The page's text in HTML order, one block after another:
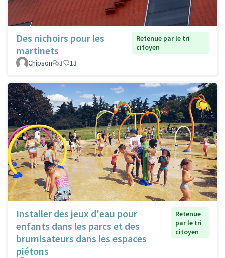
Des nichoirs pour les
martinets
Retenue par le tri
citoyen
Chipson
3 13
Installer des jeux d'eau pour
enfants dans les parcs et des
brumisateurs dans les espaces
piétons
Retenue
par le tri
citoyen